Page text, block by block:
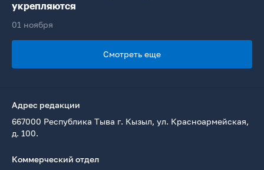
укрепляются
01 ноября
Смотреть еще
Адрес редакции
667000 Республика Тыва г. Кызыл, ул. Красноармейская,
д. 100.
Коммерческий отдел